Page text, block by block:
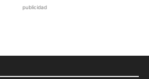
publicidad